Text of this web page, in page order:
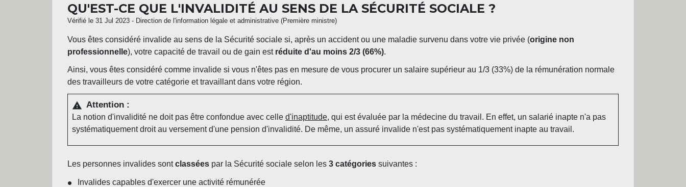
QU'EST-CE QUE L'INVALIDITÉ AU SENS DE LA SÉCURITÉ SOCIALE ?
Vérifié le 31 Jul 2023 - Direction de l'information légale et administrative (Première ministre)
Vous êtes considéré invalide au sens de la Sécurité sociale si, après un accident ou une maladie survenu dans votre vie privée (origine non
professionnelle), votre capacité de travail ou de gain est réduite d'au moins 2/3 (66%).
Ainsi, vous êtes considéré comme invalide si vous n'êtes pas en mesure de vous procurer un salaire supérieur au 1/3 (33%) de la rémunération normale
des travailleurs de votre catégorie et travaillant dans votre région.
warning Attention :
La notion d'invalidité ne doit pas être confondue avec celle d'inaptitude, qui est évaluée par la médecine du travail. En effet, un salarié inapte n'a pas
systématiquement droit au versement d'une pension d'invalidité. De même, un assuré invalide n'est pas systématiquement inapte au travail.
Les personnes invalides sontclassées par la Sécurité sociale selon les 3 catégories suivantes :
Invalides capables d'exercer une activité rémunérée